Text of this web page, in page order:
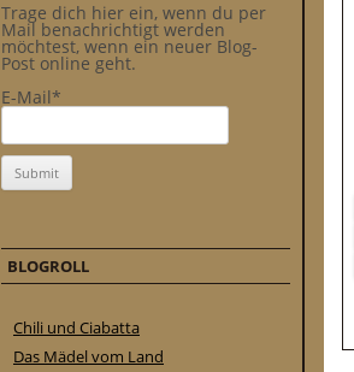
Trage dich hier ein, wenn du per
Mail benachrichtigt werden
möchtest, wenn ein neuer Blog-
Post online geht.
E-Mail*
BLOGROLL
Chili und Ciabatta
Das Mädel vom Land